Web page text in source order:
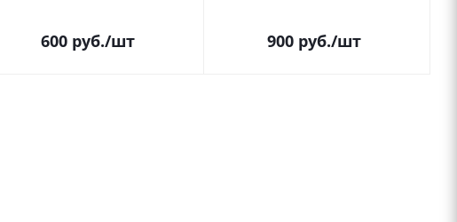
600 руб./шт 900 руб./шт